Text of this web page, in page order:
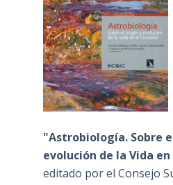
"Astrobiología. Sobre
evolución de la Vida
editado por el Consejo